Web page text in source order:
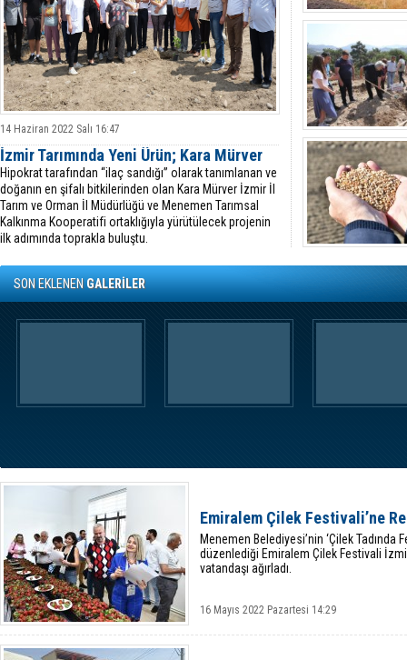
14 Haziran 2022 Salı 16:47
İzmir Tarımında Yeni Ürün; Kara Mürver
Hipokrat tarafından “ilaç sandığı” olarak tanımlanan ve
doğanın en şifalı bitkilerinden olan Kara Mürver İzmir İl
Tarım ve Orman İl Müdürlüğü ve Menemen Tarımsal
Kalkınma Kooperatifi ortaklığıyla yürütülecek projenin
ilk adımında toprakla buluştu.
SON EKLENENGALERİLER
Emiralem Çilek Festivali’ne
Menemen Belediyesi’nin ‘Çilek Tadında
düzenlediği Emiralem Çilek Festivali
vatandaşı ağırladı.
16 Mayıs 2022 Pazartesi 14:29